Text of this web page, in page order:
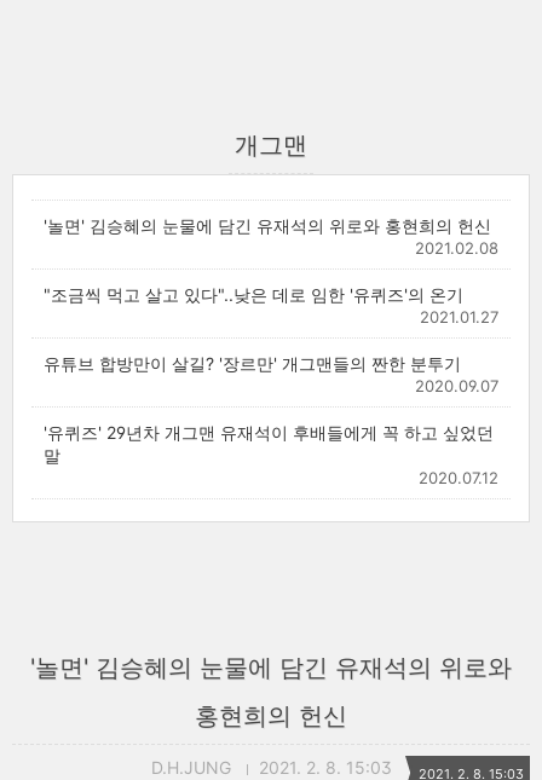
개그맨
'놀면' 김승혜의 눈물에 담긴 유재석의 위로와 홍현희의 헌신
2021.02.08
"조금씩 먹고 살고 있다"..낮은 데로 임한 '유퀴즈'의 온기
2021.01.27
유튜브 합방만이 살길? '장르만' 개그맨들의 짠한 분투기
2020.09.07
'유퀴즈' 29년차 개그맨 유재석이 후배들에게 꼭 하고 싶었던
말
2020.07.12
'놀면' 김승혜의 눈물에 담긴 유재석의 위로와
홍현희의 헌신
D.H.JUNG 2021. 2. 8. 15:03 2021. 2. 8. 15:03